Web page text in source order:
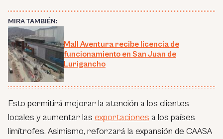
MIRA TAMBIÉN:
Mall Aventura recibe licencia de
funcionamiento en San Juan de
Lurigancho
Esto permitirá mejorar la atención a los clientes
locales y aumentar las exportaciones a los países
limítrofes. Asimismo, reforzará la expansión de CAASA